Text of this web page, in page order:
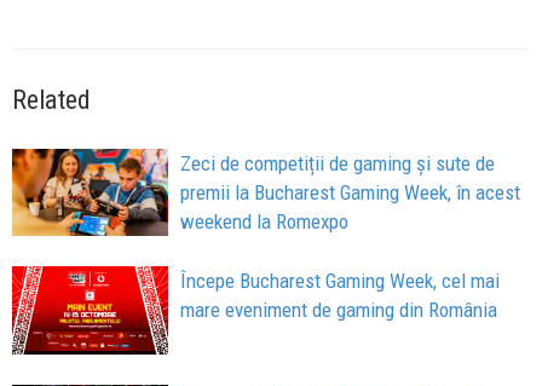
Related
Zeci de competiții de gaming și sute de
premii la Bucharest Gaming Week, în acest
weekend la Romexpo
Începe Bucharest Gaming Week, cel mai
mare eveniment de gaming din România